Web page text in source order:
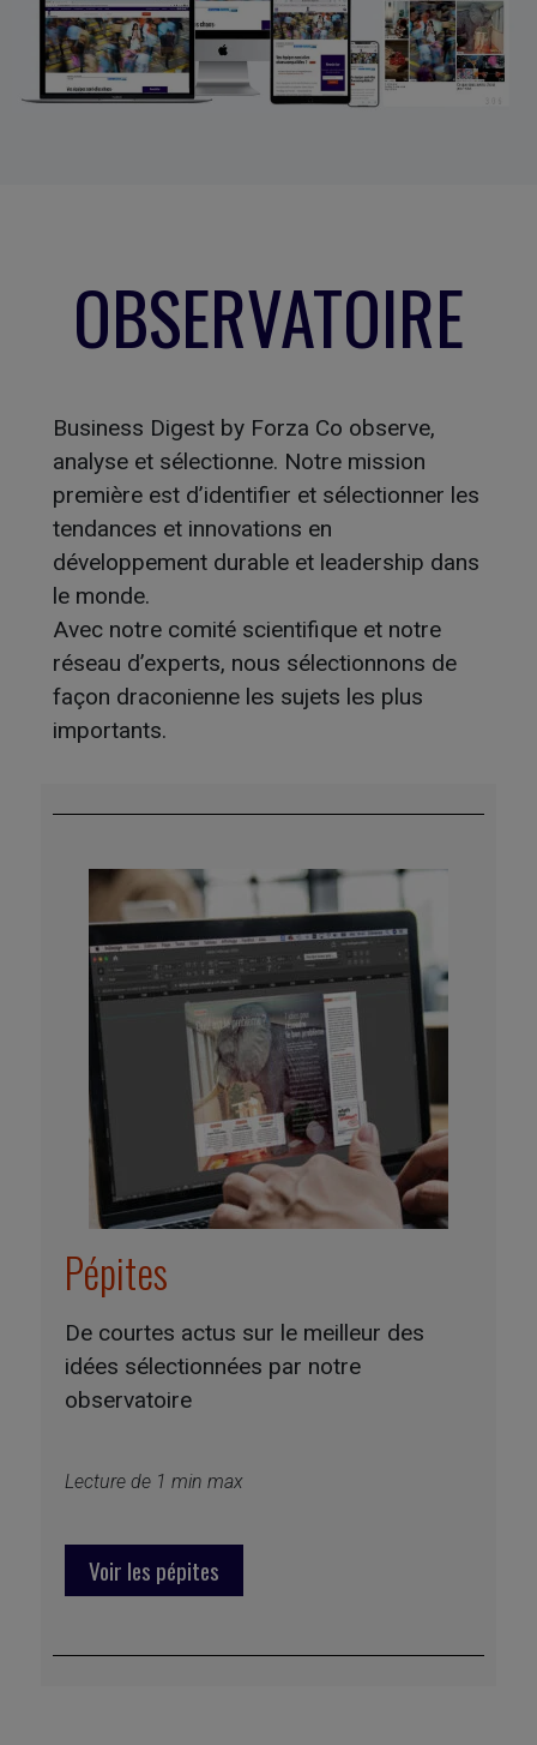
OBSERVATOIRE
Business Digest by Forza Co observe,
analyse et sélectionne. Notre mission
première est d’identifier et sélectionner les
tendances et innovations en
développement durable et leadership dans
le monde.
Avec notre comité scientifique et notre
réseau d’experts, nous sélectionnons de
façon draconienne les sujets les plus
importants.
Pépites
De courtes actus sur le meilleur des
idées sélectionnées par notre
observatoire
Lecture de 1 min max
Voir les pépites